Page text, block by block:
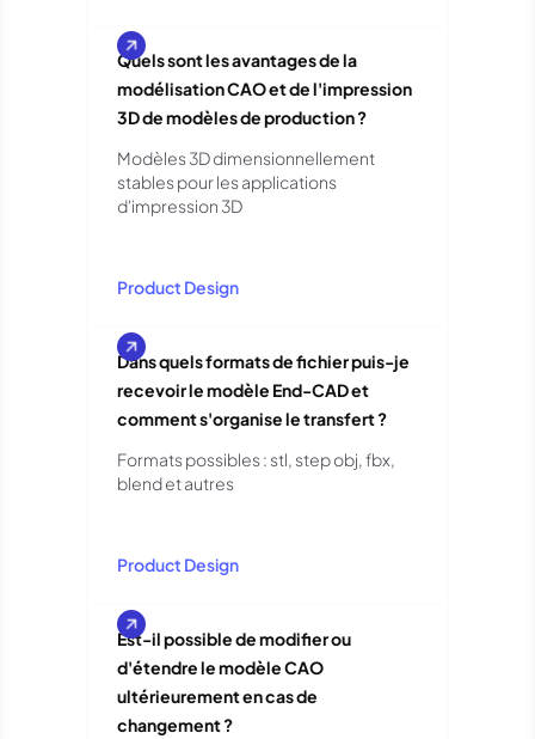
Quels sont les avantages de la
modélisation CAO et de l'impression
3D de modèles de production ?
Modèles 3D dimensionnellement
stables pour les applications
d'impression 3D
Product Design
Dans quels formats de fichier puis-je
recevoir le modèle End-CAD et
comment s'organise le transfert ?
Formats possibles : stl, step obj, fbx,
blend et autres
Product Design
Est-il possible de modifier ou
d'étendre le modèle CAO
ultérieurement en cas de
changement ?